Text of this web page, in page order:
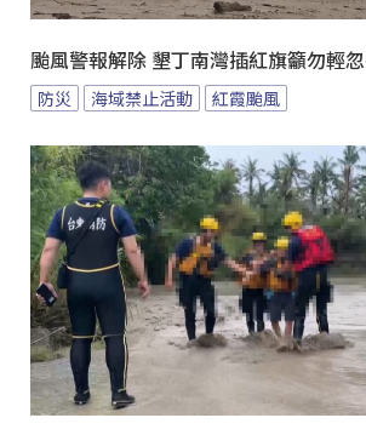
颱風警報解除 墾丁南灣插紅旗籲勿輕
防災 海域禁止活動 紅霞颱風